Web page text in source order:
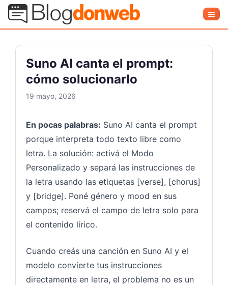
Saltar
contenido
Blog Donweb
Suno AI canta el prompt:
cómo solucionarlo
19 mayo, 2026
En pocas palabras: Suno AI canta el prompt
porque interpreta todo texto libre como
letra. La solución: activá el Modo
Personalizado y separá las instrucciones de
la letra usando las etiquetas [verse], [chorus]
y [bridge]. Poné género y mood en sus
campos; reservá el campo de letra solo para
el contenido lírico.
Cuando creás una canción en Suno AI y el
modelo convierte tus instrucciones
directamente en letra, el problema no es un